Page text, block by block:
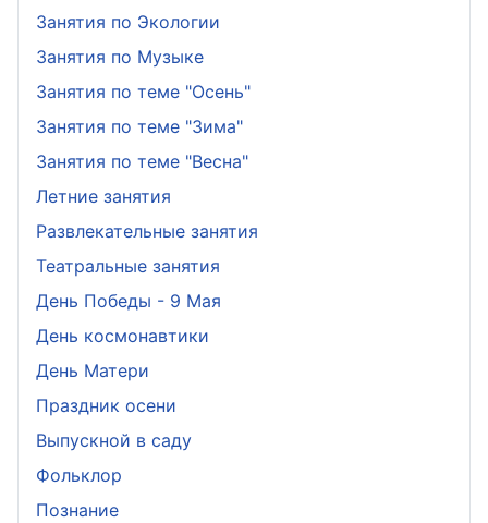
Занятия по Экологии
Занятия по Музыке
Занятия по теме "Осень"
Занятия по теме "Зима"
Занятия по теме "Весна"
Летние занятия
Развлекательные занятия
Театральные занятия
День Победы - 9 Мая
День космонавтики
День Матери
Праздник осени
Выпускной в саду
Фольклор
Познание